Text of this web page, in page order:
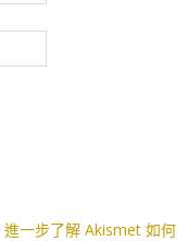
進一步了解 Akismet 如何